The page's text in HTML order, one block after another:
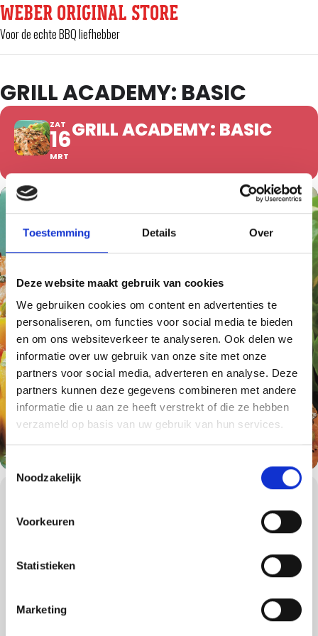
Toestemming Details Over
Deze website maakt gebruik van cookies
We gebruiken cookies om content en advertenties te
personaliseren, om functies voor social media te bieden
en om ons websiteverkeer te analyseren. Ook delen we
informatie over uw gebruik van onze site met onze
partners voor social media, adverteren en analyse. Deze
partners kunnen deze gegevens combineren met andere
informatie die u aan ze heeft verstrekt of die ze hebben
verzameld op basis van uw gebruik van hun services.
Toestemmingsselectie
Noodzakelijk
Voorkeuren
Statistieken
Marketing
WEBER ORIGINAL STORE
Voor de echte BBQ liefhebber
GRILL ACADEMY: BASIC
ZAT
16
MRT
GRILL ACADEMY: BASIC
Worsten of saté op de barbecue zijn altijd goed, maar heeft u liever
een keer iets anders of iets wat niet zwart van de barbecue af
fijne kneepjes van het barbecueën al onder de knie, maar wilt u
iets nieuws leren?
Tijdens de 4 uur durende BBQ workshop leren onze